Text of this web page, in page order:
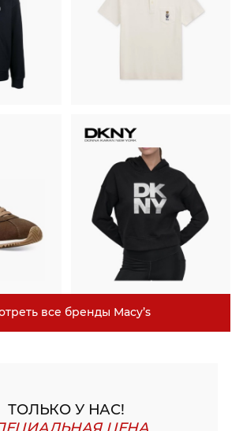
все бренды Macy’s
ТОЛЬКО У НАС!